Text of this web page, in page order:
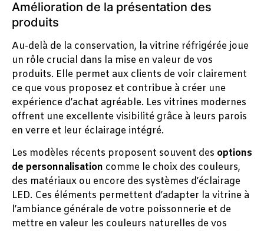
Amélioration de la présentation des
produits
Au-delà de la conservation, la vitrine réfrigérée joue
un rôle crucial dans la mise en valeur de vos
produits. Elle permet aux clients de voir clairement
ce que vous proposez et contribue à créer une
expérience d’achat agréable. Les vitrines modernes
offrent une excellente visibilité grâce à leurs parois
en verre et leur éclairage intégré.
Les modèles récents proposent souvent des options
de personnalisation comme le choix des couleurs,
des matériaux ou encore des systèmes d’éclairage
LED. Ces éléments permettent d’adapter la vitrine à
l’ambiance générale de votre poissonnerie et de
mettre en valeur les couleurs naturelles de vos